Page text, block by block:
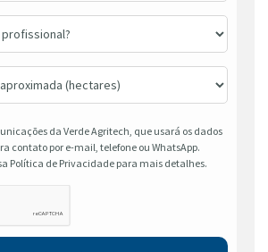
da Verde Agritech, que usará os dados
contato por e-mail, telefone ou WhatsApp.
Política de Privacidade para mais detalhes.